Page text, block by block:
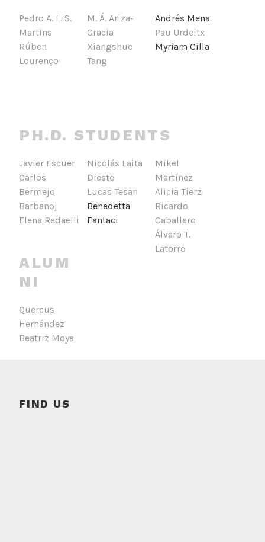
Pedro A. L. S.
Martins
M. Á. Ariza-
Gracia
Andrés Mena
Pau Urdeitx
Rúben
Lourenço
Xiangshuo
Tang
Myriam Cilla
PH.D. STUDENTS
Javier Escuer
Carlos
Bermejo
Barbanoj
Elena Redaelli
ALUM
NI
Quercus
Hernández
Beatriz Moya
Nicolás Laita
Dieste
Lucas Tesan
Benedetta
Fantaci
Mikel
Martínez
Alicia Tierz
Ricardo
Caballero
Álvaro T.
Latorre
FIND US